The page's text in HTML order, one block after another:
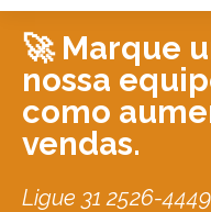
🚀 Marque
nossa
como
vendas.
Ligue 31 2526-